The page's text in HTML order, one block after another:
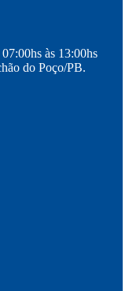
às 13:00hs
do Poço/PB.